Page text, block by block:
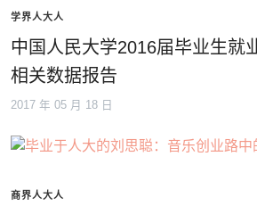
学界人大人
中国人民大学2016届毕业生就
相关数据报告
2017 年 05 月 18 日
商界人大人